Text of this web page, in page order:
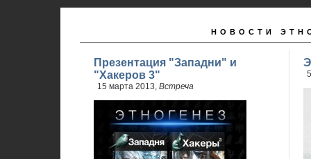
НОВОСТИ
Презентация "Западни" и
"Хакеров 3"
15 марта 2013, Встреча